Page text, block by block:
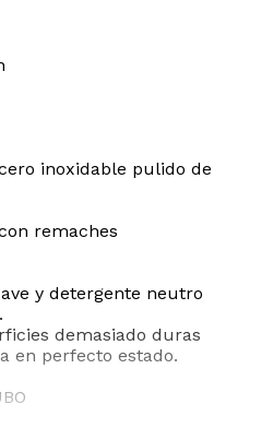
inoxidable pulido de
remaches
y detergente neutro
demasiado duras
en perfecto estado.